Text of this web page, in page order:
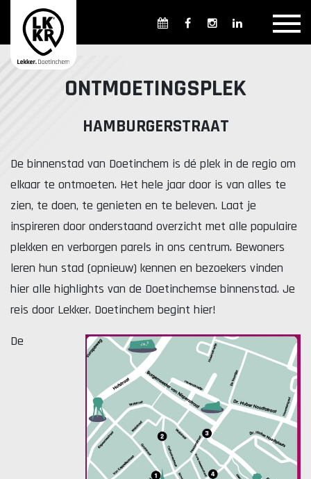
Overzicht winkels
Openingsdagen en -tijden
Weekmarkten
Overzicht Cultuur & Musea
Parkeren in Doetinchem
Openbaar vervoer
Gratis Shuttle
FAQ
Lekker. Doetinchem
Organisatie Binnenstadbedrijf Doetinchem
ONTMOETINGSPLEK
HAMBURGERSTRAAT
De binnenstad van Doetinchem is dé plek in de regio om
elkaar te ontmoeten. Het hele jaar door is van alles te
zien, te doen, te genieten en te beleven. Laat je
inspireren door onderstaand overzicht met alle populaire
plekken en verborgen parels in ons centrum. Bewoners
leren hun stad (opnieuw) kennen en bezoekers vinden
hier alle highlights van de Doetinchemse binnenstad. Je
reis door Lekker. Doetinchem begint hier!
De